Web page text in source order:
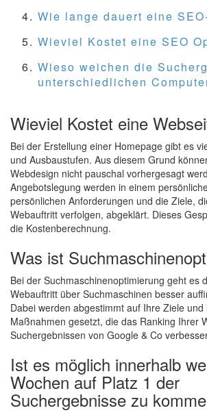
Wie lange dauert eine
Wieviel Kostet eine SEO
Wieso weichen die
unterschiedlichen
Wieviel Kostet eine
Bei der Erstellung einer Homepage gibt es
und Ausbaustufen. Aus diesem Grund
Webdesign nicht pauschal vorhergesagt
Angebotslegung werden in einem
persönlichen Anforderungen und die Ziele,
Webauftritt verfolgen, abgeklärt. Dieses
die Kostenberechnung.
Was ist
Bei der Suchmaschinenoptimierung geht es
Webauftritt über Suchmaschinen besser
Dabei werden abgestimmt auf Ihre Ziele und
Maßnahmen gesetzt, die das Ranking Ihrer
Suchergebnissen von Google & Co
Ist es möglich innerhalb
Wochen auf Platz 1 der
Suchergebnisse zu